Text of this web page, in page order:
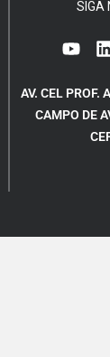
SIGA
AV. CEL PROF.
CAMPO DE